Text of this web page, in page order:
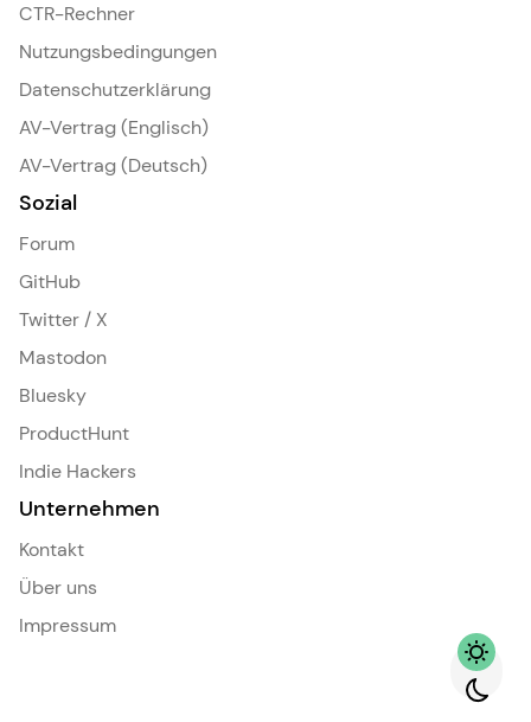
CTR-Rechner
Nutzungsbedingungen
Datenschutzerklärung
AV-Vertrag (Englisch)
AV-Vertrag (Deutsch)
Sozial
Forum
GitHub
Twitter / X
Mastodon
Bluesky
ProductHunt
Indie Hackers
Unternehmen
Kontakt
Über uns
Impressum